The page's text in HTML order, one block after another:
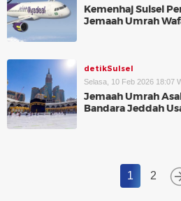
Kemenhaj Sulsel
Jemaah Umrah
detikSulsel
Selasa, 10 Feb 2026 18:07
Jemaah Umrah
Bandara Jeddah
1 2